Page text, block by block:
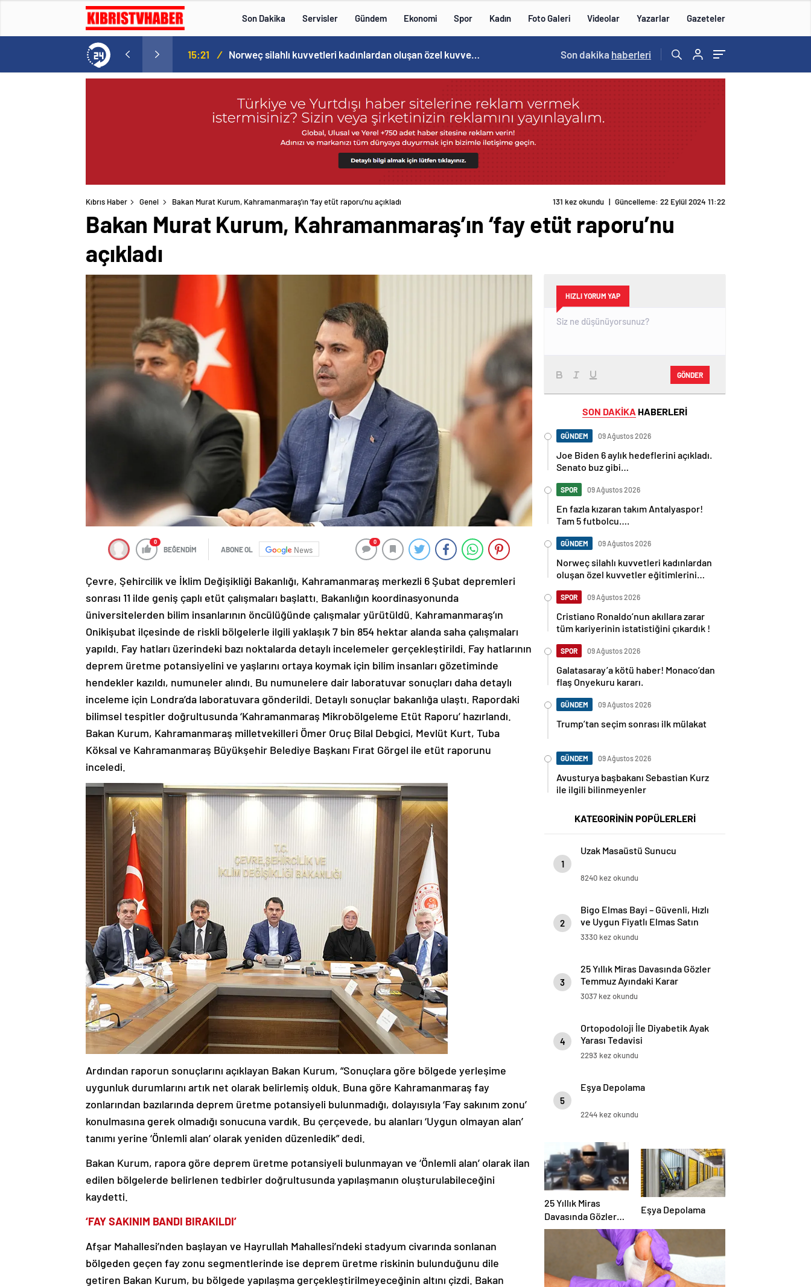
Son Dakika Servisler Gündem Ekonomi Spor Kadın Foto Galeri Videolar Yazarlar Gazeteler
Norweç silahlı kuvvetleri kadınlardan oluşan özel kuvvetler eğitimlerini başlattı. 15:20 / Cristiano Ronaldo’nun akıllara zarar tüm kariyerinin istatistiğini çıkardık ! 14:57 /
Son dakika haberleri
Kıbrıs Haber Genel Bakan Murat Kurum, Kahramanmaraş’ın ‘fay etüt raporu’nu açıkladı 131 kez okundu | Güncelleme: 22 Eylül 2024 11:22
Bakan Murat Kurum, Kahramanmaraş’ın ‘fay etüt raporu’nu
açıkladı
0
BEĞENDİM ABONE OL News
0
Çevre, Şehircilik ve İklim Değişikliği Bakanlığı, Kahramanmaraş merkezli 6 Şubat depremleri
sonrası 11 ilde geniş çaplı etüt çalışmaları başlattı. Bakanlığın koordinasyonunda
üniversitelerden bilim insanlarının öncülüğünde çalışmalar yürütüldü. Kahramanmaraş’ın
Onikişubat ilçesinde de riskli bölgelerle ilgili yaklaşık 7 bin 854 hektar alanda saha çalışmaları
yapıldı. Fay hatları üzerindeki bazı noktalarda detaylı incelemeler gerçekleştirildi. Fay hatlarının
deprem üretme potansiyelini ve yaşlarını ortaya koymak için bilim insanları gözetiminde
hendekler kazıldı, numuneler alındı. Bu numunelere dair laboratuvar sonuçları daha detaylı
inceleme için Londra’da laboratuvara gönderildi. Detaylı sonuçlar bakanlığa ulaştı. Rapordaki
bilimsel tespitler doğrultusunda ‘Kahramanmaraş Mikrobölgeleme Etüt Raporu’ hazırlandı.
Bakan Kurum, Kahramanmaraş milletvekilleri Ömer Oruç Bilal Debgici, Mevlüt Kurt, Tuba
Köksal ve Kahramanmaraş Büyükşehir Belediye Başkanı Fırat Görgel ile etüt raporunu
inceledi.
Ardından raporun sonuçlarını açıklayan Bakan Kurum, “Sonuçlara göre bölgede yerleşime
uygunluk durumlarını artık net olarak belirlemiş olduk. Buna göre Kahramanmaraş fay
zonlarından bazılarında deprem üretme potansiyeli bulunmadığı, dolayısıyla ‘Fay sakınım zonu’
konulmasına gerek olmadığı sonucuna vardık. Bu çerçevede, bu alanları ‘Uygun olmayan alan’
tanımı yerine ‘Önlemli alan’ olarak yeniden düzenledik” dedi.
Bakan Kurum, rapora göre deprem üretme potansiyeli bulunmayan ve ‘Önlemli alan’ olarak ilan
edilen bölgelerde belirlenen tedbirler doğrultusunda yapılaşmanın oluşturulabileceğini
kaydetti.
‘FAY SAKINIM BANDI BIRAKILDI’
Afşar Mahallesi’nden başlayan ve Hayrullah Mahallesi’ndeki stadyum civarında sonlanan
bölgeden geçen fay zonu segmentlerinde ise deprem üretme riskinin bulunduğunu dile
getiren Bakan Kurum, bu bölgede yapılaşma gerçekleştirilmeyeceğinin altını çizdi. Bakan
HIZLI YORUM YAP
GÖNDER
SON DAKİKA HABERLERİ
GÜNDEM 09 Ağustos 2026
Joe Biden 6 aylık hedeflerini açıkladı.
Senato buz gibi…
SPOR 09 Ağustos 2026
En fazla kızaran takım Antalyaspor!
Tam 5 futbolcu….
GÜNDEM 09 Ağustos 2026
Norweç silahlı kuvvetleri kadınlardan
oluşan özel kuvvetler eğitimlerini
SPOR 09 Ağustos 2026
Cristiano Ronaldo’nun akıllara zarar
tüm kariyerinin istatistiğini çıkardık !
SPOR 09 Ağustos 2026
Galatasaray’a kötü haber! Monaco’dan
flaş Onyekuru kararı.
GÜNDEM 09 Ağustos 2026
Trump’tan seçim sonrası ilk mülakat
GÜNDEM 09 Ağustos 2026
Avusturya başbakanı Sebastian Kurz
ile ilgili bilinmeyenler
KATEGORİNİN POPÜLERLERİ
1
Uzak Masaüstü Sunucu
8240 kez okundu
2
Bigo Elmas Bayi – Güvenli, Hızlı
ve Uygun Fiyatlı Elmas Satın
Almanın Yeni Adresi
3330 kez okundu
3
25 Yıllık Miras Davasında Gözler
Temmuz Ayındaki Karar
Duruşmasına Çevrildi
3037 kez okundu
4
Ortopodoloji İle Diyabetik Ayak
Yarası Tedavisi
2293 kez okundu
5
Eşya Depolama
2244 kez okundu
25 Yıllık Miras
Davasında Gözler
Temmuz Ayındaki
Karar Duruşmasına
Eşya Depolama